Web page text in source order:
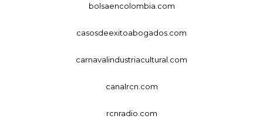
bolsaencolombia.com
casosdeexitoabogados.com
carnavalindustriacultural.com
canalrcn.com
rcnradio.com